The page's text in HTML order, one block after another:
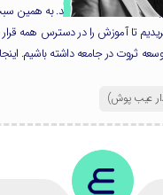
همه دانشمند هستند. به همین سبب
تا آموزش را در دسترس همه قرار
در جامعه داشته باشیم. اینجا؛
پوش​)